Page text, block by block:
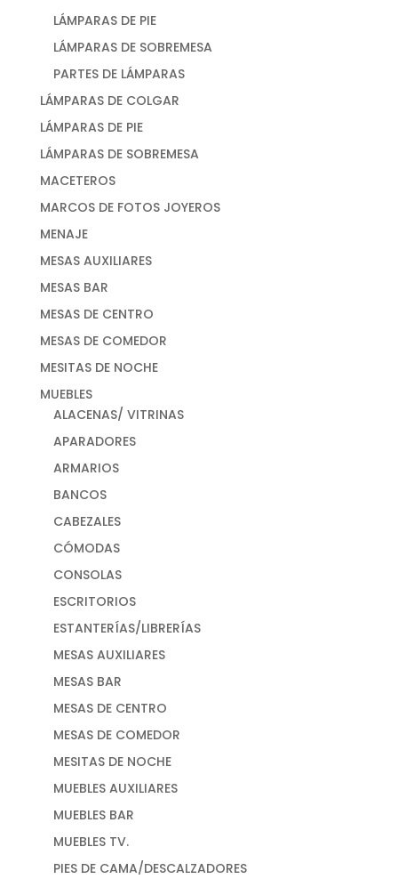
LÁMPARAS DE PIE
LÁMPARAS DE SOBREMESA
PARTES DE LÁMPARAS
LÁMPARAS DE COLGAR
LÁMPARAS DE PIE
LÁMPARAS DE SOBREMESA
MACETEROS
MARCOS DE FOTOS JOYEROS
MENAJE
MESAS AUXILIARES
MESAS BAR
MESAS DE CENTRO
MESAS DE COMEDOR
MESITAS DE NOCHE
MUEBLES
ALACENAS/ VITRINAS
APARADORES
ARMARIOS
BANCOS
CABEZALES
CÓMODAS
CONSOLAS
ESCRITORIOS
ESTANTERÍAS/LIBRERÍAS
MESAS AUXILIARES
MESAS BAR
MESAS DE CENTRO
MESAS DE COMEDOR
MESITAS DE NOCHE
MUEBLES AUXILIARES
MUEBLES BAR
MUEBLES TV.
PIES DE CAMA/DESCALZADORES